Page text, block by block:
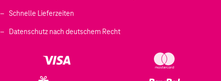
Schnelle Lieferzeiten
Datenschutz nach deutschem Recht